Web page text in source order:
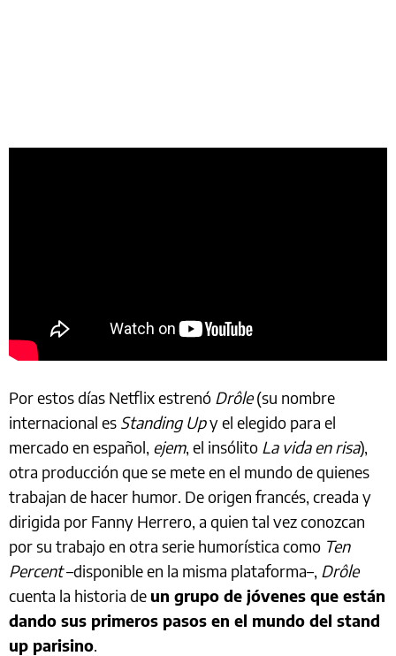
Por estos días Netflix estrenó Drôle(su nombre
internacional es Standing Upy el elegido para el
mercado en español, ejem, el insólito La vida en risa),
otra producción que se mete en el mundo de quienes
trabajan de hacer humor. De origen francés, creada y
dirigida por Fanny Herrero, a quien tal vez conozcan
por su trabajo en otra serie humorística como Ten
Percent–disponible en la misma plataforma–, Drôle
cuenta la historia de un grupo de jóvenes que están
dando sus primeros pasos en el mundo del stand
up parisino.